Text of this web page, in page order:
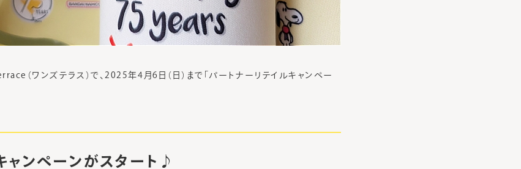
（ワンズテラス）で、2025年4月6日（日）まで「パートナーリテイルキャンペー
ャンペーンがスタート♪